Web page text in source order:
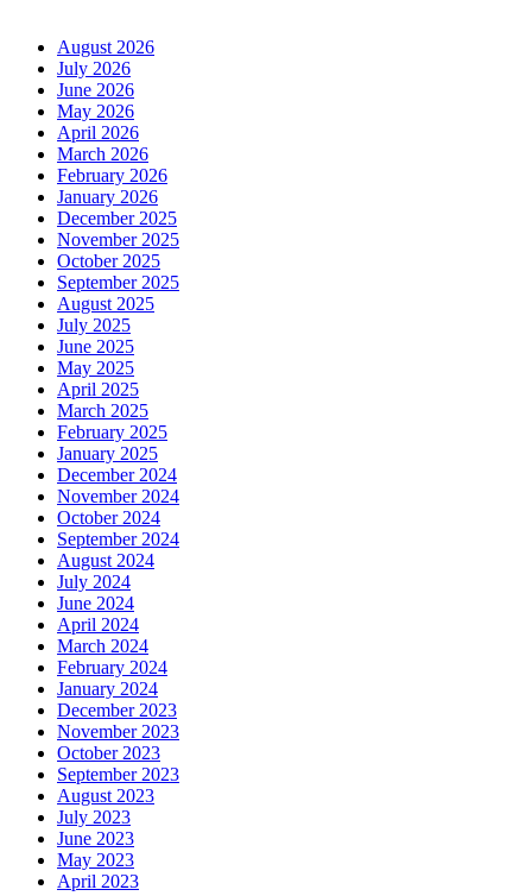
August 2026
July 2026
June 2026
May 2026
April 2026
March 2026
February 2026
January 2026
December 2025
November 2025
October 2025
September 2025
August 2025
July 2025
June 2025
May 2025
April 2025
March 2025
February 2025
January 2025
December 2024
November 2024
October 2024
September 2024
August 2024
July 2024
June 2024
April 2024
March 2024
February 2024
January 2024
December 2023
November 2023
October 2023
September 2023
August 2023
July 2023
June 2023
May 2023
April 2023